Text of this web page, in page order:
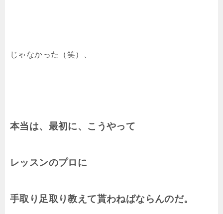
じゃなかった（笑）、
本当は、最初に、こうやって
レッスンのプロに
手取り足取り教えて貰わねばならんのだ。